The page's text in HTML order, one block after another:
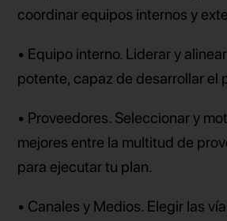
coordinar equipos internos y
• Equipo interno. Liderar y
potente, capaz de desarrollar el
• Proveedores. Seleccionar y
mejores entre la multitud de
para ejecutar tu plan.
• Canales y Medios. Elegir las